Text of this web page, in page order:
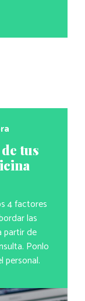
tus
4 factores
las
partir de
Ponlo
personal.